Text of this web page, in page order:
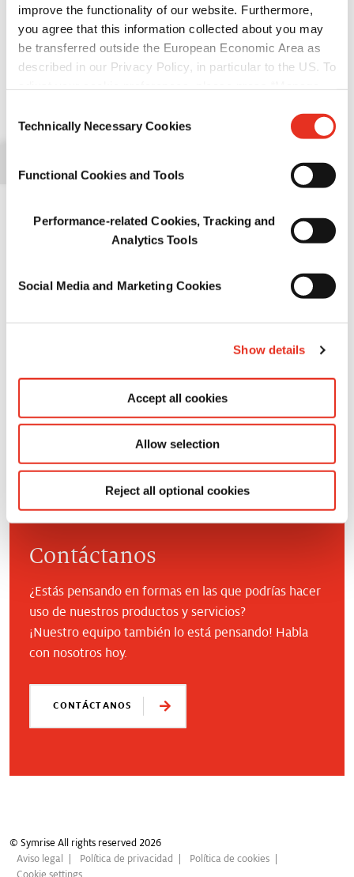
improve the functionality of our website. Furthermore,
you agree that this information collected about you may
be transferred outside the European Economic Area as
described in our Privacy Policy, in particular to the US. To
information.
Selection
Technically Necessary Cookies
Functional Cookies and Tools
Performance-related Cookies, Tracking and
Analytics Tools
Social Media and Marketing Cookies
Show details
Accept all cookies
Allow selection
Reject all optional cookies
Buscar y aplicar
Encontrar todas las
Contáctanos
¿Estás pensando en formas en las que podrías hacer
uso de nuestros productos y servicios?
¡Nuestro equipo también lo está pensando! Habla
con nosotros hoy.
CONTÁCTANOS
© Symrise All rights reserved 2026
Aviso legal
Política de privacidad
Política de cookies